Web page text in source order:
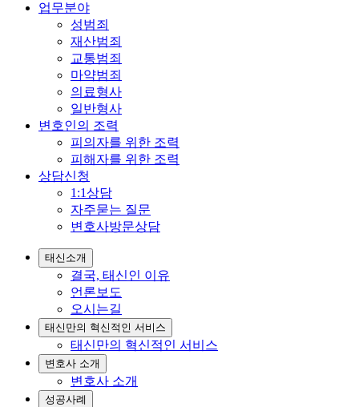
업무분야
성범죄
재산범죄
교통범죄
마약범죄
의료형사
일반형사
변호인의 조력
피의자를 위한 조력
피해자를 위한 조력
상담신청
1:1상담
자주묻는 질문
변호사방문상담
태신소개
결국, 태신인 이유
언론보도
오시는길
태신만의 혁신적인 서비스
태신만의 혁신적인 서비스
변호사 소개
변호사 소개
성공사례